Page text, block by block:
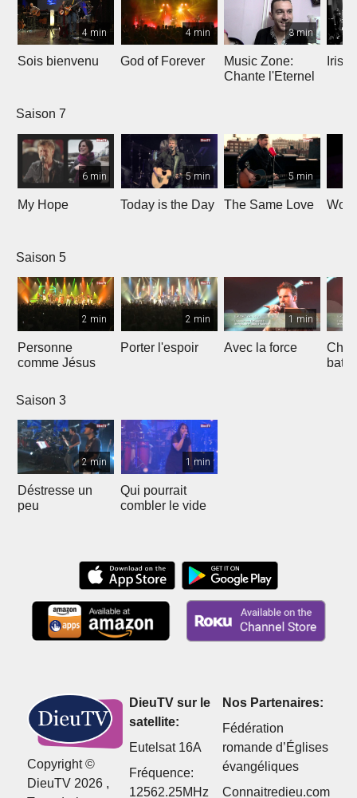
4 min
Sois bienvenu
4 min
God of Forever
3 min
Music Zone:
Chante l'Eternel
Irish
Saison 7
6 min
My Hope
5 min
Today is the Day
5 min
The Same Love
Saison 5
2 min
Personne
comme Jésus
2 min
Porter l'espoir
1 min
Avec la force
Saison 3
2 min
Déstresse un
peu
1 min
Qui pourrait
combler le vide
Copyright ©
DieuTV 2026 ,
DieuTV sur le
satellite:
Eutelsat 16A
Fréquence:
12562.25MHz
Nos Partenaires:
Fédération
romande d’Églises
évangéliques
Connaitredieu.com